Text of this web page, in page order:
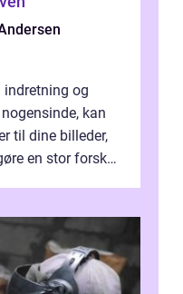
indretning og
kan
til dine billeder,
en stor forskel.